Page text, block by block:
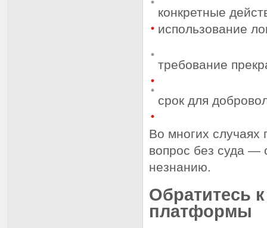
конкретные
использование
требование
срок для
Во многих случаях
вопрос без суда —
незнанию.
Обратитесь
платформы